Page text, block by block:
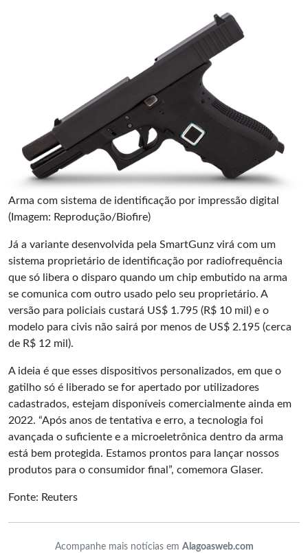
Arma com sistema de identificação por impressão digital
(Imagem: Reprodução/Biofire)
Já a variante desenvolvida pela SmartGunz virá com um
sistema proprietário de identificação por radiofrequência
que só libera o disparo quando um chip embutido na arma
se comunica com outro usado pelo seu proprietário. A
versão para policiais custará US$ 1.795 (R$ 10 mil) e o
modelo para civis não sairá por menos de US$ 2.195 (cerca
de R$ 12 mil).
A ideia é que esses dispositivos personalizados, em que o
gatilho só é liberado se for apertado por utilizadores
cadastrados, estejam disponíveis comercialmente ainda em
2022. “Após anos de tentativa e erro, a tecnologia foi
avançada o suficiente e a microeletrônica dentro da arma
está bem protegida. Estamos prontos para lançar nossos
produtos para o consumidor final”, comemora Glaser.
Fonte: Reuters
Acompanhe mais notícias em Alagoasweb.com